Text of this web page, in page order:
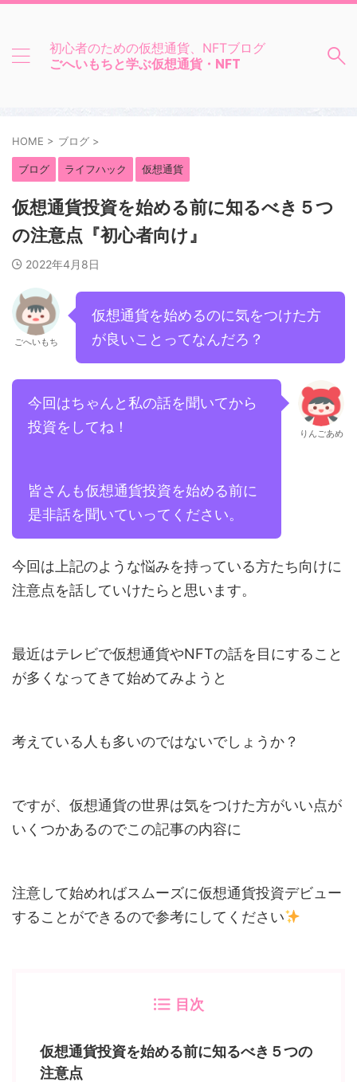
初心者のための仮想通貨、NFTブログ
ごへいもちと学ぶ仮想通貨・NFT
HOME > ブログ >
ブログ ライフハック 仮想通貨
仮想通貨投資を始める前に知るべき５つ
の注意点『初心者向け』
2022年4月8日
ごへいもち
仮想通貨を始めるのに気をつけた方
が良いことってなんだろ？
今回はちゃんと私の話を聞いてから
投資をしてね！
皆さんも仮想通貨投資を始める前に
是非話を聞いていってください。
りんごあめ
今回は上記のような悩みを持っている方たち向けに
注意点を話していけたらと思います。
最近はテレビで仮想通貨やNFTの話を目にすること
が多くなってきて始めてみようと
考えている人も多いのではないでしょうか？
ですが、仮想通貨の世界は気をつけた方がいい点が
いくつかあるのでこの記事の内容に
注意して始めればスムーズに仮想通貨投資デビュー
することができるので参考にしてください
目次
仮想通貨投資を始める前に知るべき５つの
注意点